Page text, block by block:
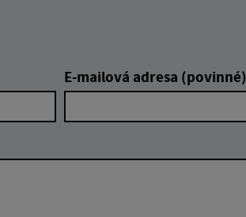
E-mailová adresa (povinné)